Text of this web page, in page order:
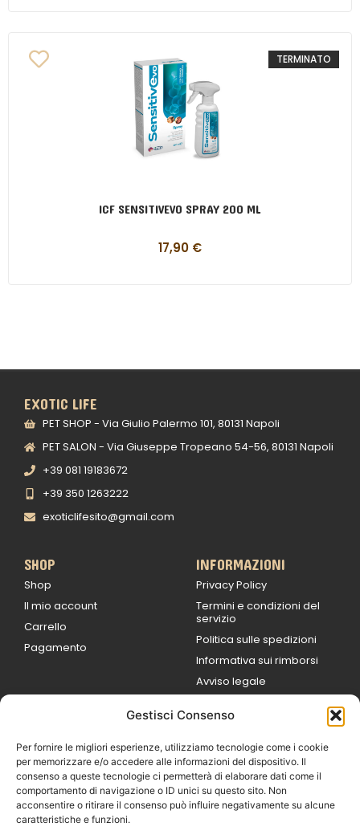
Gestisci Consenso
Per fornire le migliori esperienze, utilizziamo tecnologie come i cookie
per memorizzare e/o accedere alle informazioni del dispositivo. Il
consenso a queste tecnologie ci permetterà di elaborare dati come il
comportamento di navigazione o ID unici su questo sito. Non
acconsentire o ritirare il consenso può influire negativamente su alcune
caratteristiche e funzioni.
TERMINATO
ICF SENSITIVEVO SPRAY 200 ML
17,90 €
EXOTIC LIFE
PET SHOP - Via Giulio Palermo 101, 80131 Napoli
PET SALON - Via Giuseppe Tropeano 54-56, 80131 Napoli
+39 081 19183672
+39 350 1263222
exoticlifesito@gmail.com
SHOP
Shop
Il mio account
Carrello
Pagamento
INFORMAZIONI
Privacy Policy
Termini e condizioni del
servizio
Politica sulle spedizioni
Informativa sui rimborsi
Avviso legale
9:00
Sabato 09:00 /
14:00
16:30 /
Domenica